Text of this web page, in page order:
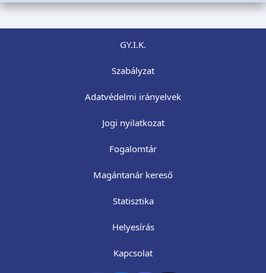
GY.I.K.
Szabályzat
Adatvédelmi irányelvek
Jogi nyilatkozat
Fogalomtár
Magántanár kereső
Statisztika
Helyesírás
Kapcsolat